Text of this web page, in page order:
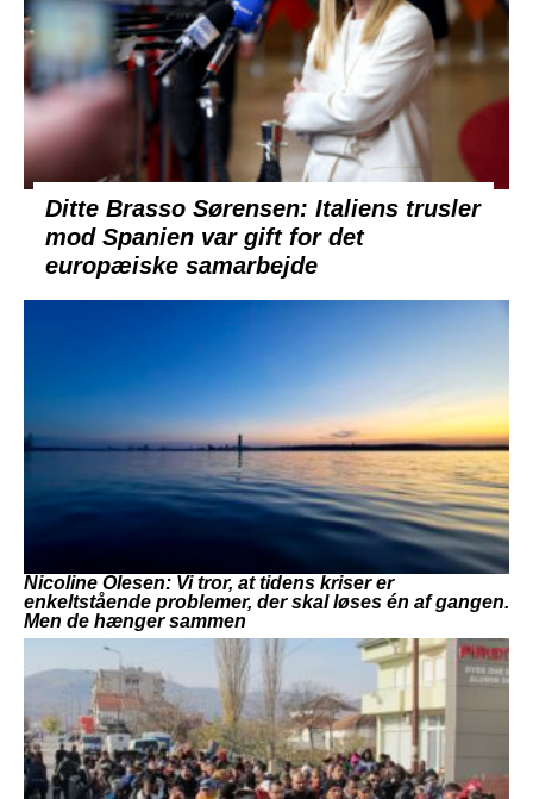
Ditte Brasso Sørensen: Italiens trusler
mod Spanien var gift for det
europæiske samarbejde
Nicoline Olesen: Vi tror, at tidens kriser er
enkeltstående problemer, der skal løses én af gangen.
Men de hænger sammen